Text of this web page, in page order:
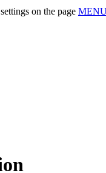
on the page